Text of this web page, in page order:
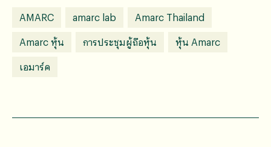
AMARC amarc lab
Amarc Thailand
Amarc หุ้น
การประชุมผู้ถือหุ้น
หุ้น Amarc
เอมาร์ค